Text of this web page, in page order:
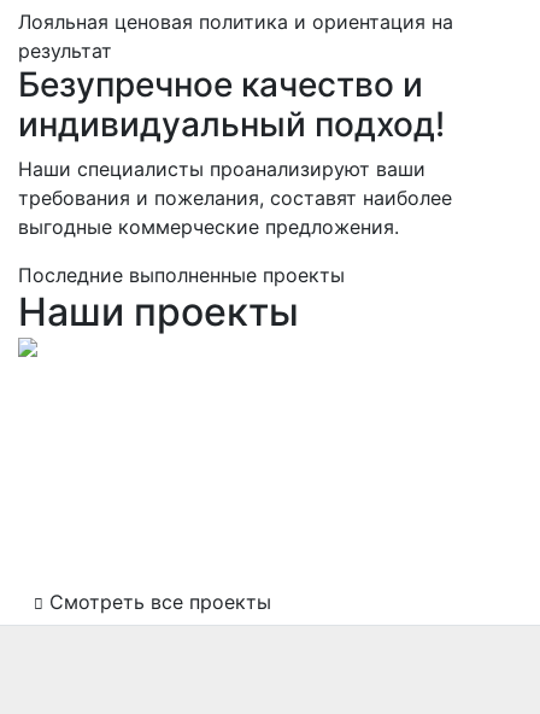
Лояльная ценовая политика и ориентация на
результат
Безупречное качество и
индивидуальный подход!
Наши специалисты проанализируют ваши
требования и пожелания, составят наиболее
выгодные коммерческие предложения.
Последние выполненные проекты
Наши проекты
Смотреть все проекты